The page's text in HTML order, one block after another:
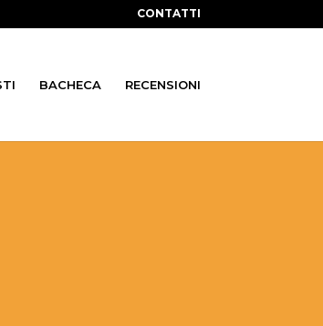
CONTATTI
BACHECA RECENSIONI